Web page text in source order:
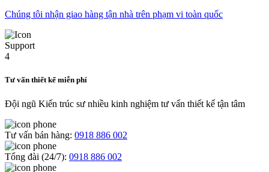
Chúng tôi nhận giao hàng tận nhà trên phạm vi toàn quốc
Tư vấn thiết kế miễn phí
Đội ngũ Kiến trúc sư nhiều kinh nghiệm tư vấn thiết kế tận tâm
Tư vấn bán hàng: 0918 886 002
Tổng đài (24/7): 0918 886 002